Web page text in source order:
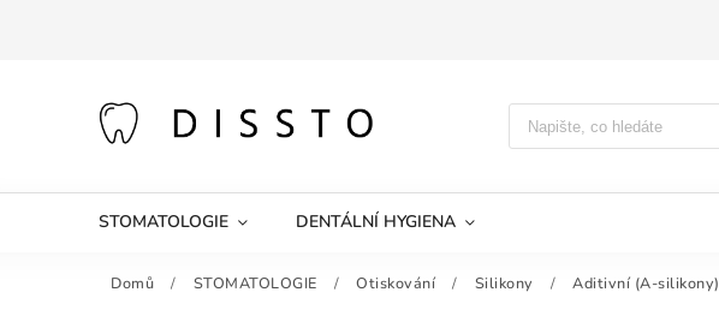
STOMATOLOGIE DENTÁLNÍ HYGIENA
Domů / STOMATOLOGIE / Otiskování / Silikony / Aditivní (A-silikony)